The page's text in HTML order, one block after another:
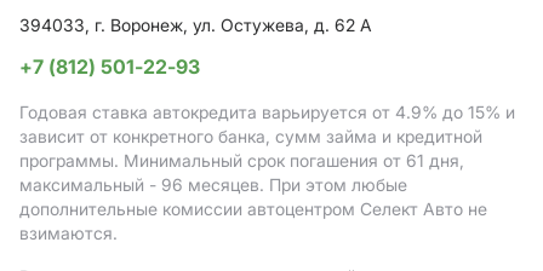
394033, г. Воронеж, ул. Остужева, д. 62 А
+7 (812) 501-22-93
Годовая ставка автокредита варьируется от 4.9% до 15% и
зависит от конкретного банка, сумм займа и кредитной
программы. Минимальный срок погашения от 61 дня,
максимальный - 96 месяцев. При этом любые
дополнительные комиссии автоцентром Селект Авто не
взимаются.